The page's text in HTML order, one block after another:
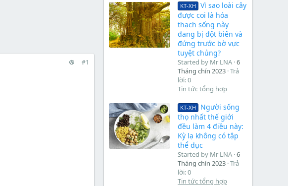
#1
KT-XH
Vì sao loài cây
được coi là hóa
thạch sống này
đang bị đột biến và
đứng trước bờ vực
tuyệt chủng?
Started by Mr LNA 6
Tháng chín 2023 Trả
lời: 0
Tin tức tổng hợp
KT-XH
Người sống
thọ nhất thế giới
đều làm 4 điều này:
Kỳ lạ không có tập
thể dục
Started by Mr LNA 6
Tháng chín 2023 Trả
lời: 0
Tin tức tổng hợp